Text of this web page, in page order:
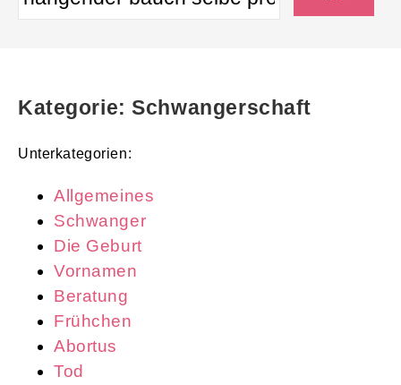
Kategorie: Schwangerschaft
Unterkategorien:
Allgemeines
Schwanger
Die Geburt
Vornamen
Beratung
Frühchen
Abortus
Tod